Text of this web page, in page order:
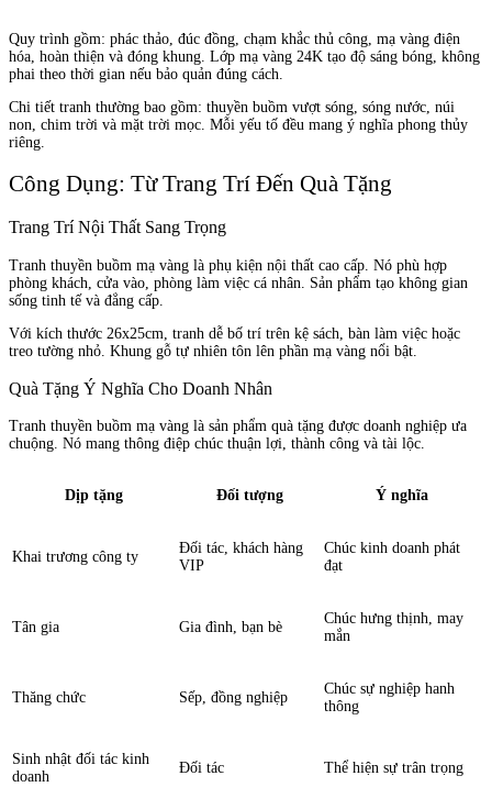
Quy trình gồm: phác thảo, đúc đồng, chạm khắc thủ công, mạ vàng điện
hóa, hoàn thiện và đóng khung. Lớp mạ vàng 24K tạo độ sáng bóng, không
phai theo thời gian nếu bảo quản đúng cách.
Chi tiết tranh thường bao gồm: thuyền buồm vượt sóng, sóng nước, núi
non, chim trời và mặt trời mọc. Mỗi yếu tố đều mang ý nghĩa phong thủy
riêng.
Công Dụng: Từ Trang Trí Đến Quà Tặng
Trang Trí Nội Thất Sang Trọng
Tranh thuyền buồm mạ vàng là phụ kiện nội thất cao cấp. Nó phù hợp
phòng khách, cửa vào, phòng làm việc cá nhân. Sản phẩm tạo không gian
sống tinh tế và đẳng cấp.
Với kích thước 26x25cm, tranh dễ bố trí trên kệ sách, bàn làm việc hoặc
treo tường nhỏ. Khung gỗ tự nhiên tôn lên phần mạ vàng nổi bật.
Quà Tặng Ý Nghĩa Cho Doanh Nhân
Tranh thuyền buồm mạ vàng là sản phẩm quà tặng được doanh nghiệp ưa
chuộng. Nó mang thông điệp chúc thuận lợi, thành công và tài lộc.
Dịp tặng Đối tượng Ý nghĩa
Khai trương công ty
Đối tác, khách hàng
VIP
Chúc kinh doanh phát
đạt
Tân gia Gia đình, bạn bè
Chúc hưng thịnh, may
mắn
Thăng chức Sếp, đồng nghiệp
Chúc sự nghiệp hanh
thông
Sinh nhật đối tác kinh
doanh
Đối tác Thể hiện sự trân trọng